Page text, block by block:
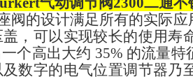
阀的设计满足所有的实际
，可以实现较长的使用
个高出大约 35% 的流量
数字的电气位置调节器